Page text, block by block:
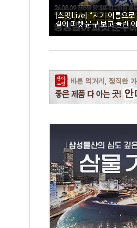
[스팟Live] “자기 이름으
길이 피켓 문구 보고 놀란
더불어민주당 당대표·최고